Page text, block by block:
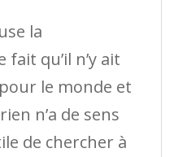
la
qu’il n’y ait
le monde et
n’a de sens
de chercher à